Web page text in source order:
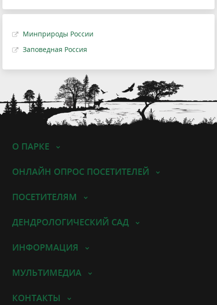
Минприроды России
Заповедная Россия
О ПАРКЕ
ОНЛАЙН ОПРОС ПОСЕТИТЕЛЕЙ
ПОСЕТИТЕЛЯМ
ДЕНДРОЛОГИЧЕСКИЙ САД
ИНФОРМАЦИЯ
МУЛЬТИМЕДИА
КОНТАКТЫ